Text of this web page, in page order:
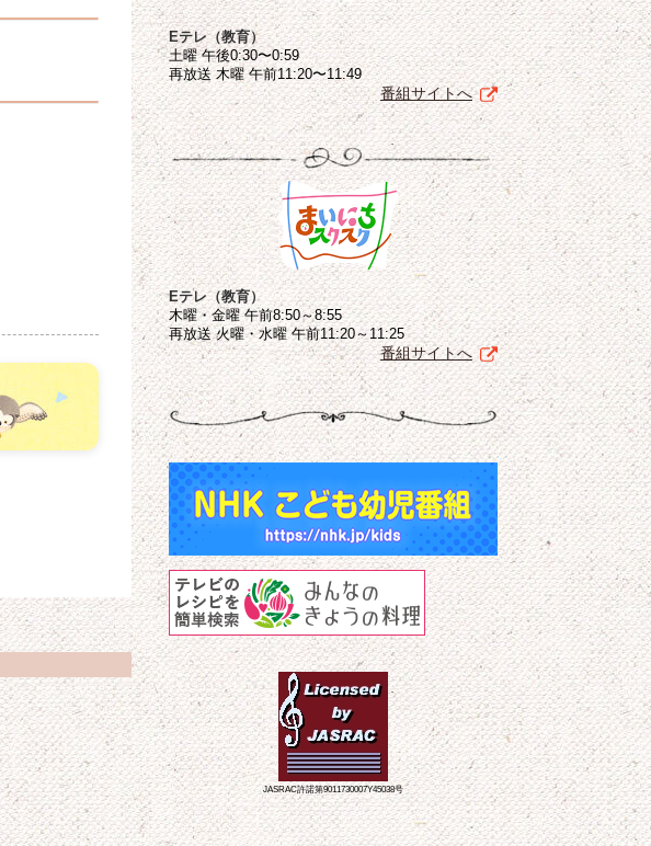
Eテレ（教育）
土曜 午後0:30〜0:59
再放送 木曜 午前11:20〜11:49
番組サイトへ
Eテレ（教育）
木曜・金曜 午前8:50～8:55
再放送 火曜・水曜 午前11:20～11:25
番組サイトへ
JASRAC許諾第9011730007Y45038号